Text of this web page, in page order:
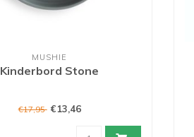
MUSHIE
Kinderbord Stone
€17,95 €13,46